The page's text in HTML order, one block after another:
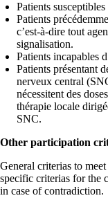
Patients
Patients
c’est-à-dire tout
signalisation.
Patients incapables
Patients présentant
nerveux central
nécessitent des
thérapie locale
SNC.
Other participation
General criterias to
specific criterias for the
in case of contradiction.